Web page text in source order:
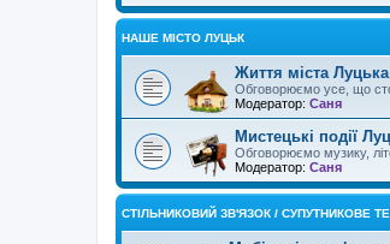
НАШЕ МІСТО ЛУЦЬК
Життя міста Луцька
Обговорюємо усе, що
Модератор: Саня
Мистецькі події
Обговорюємо музику,
Модератор: Саня
СТІЛЬНИКОВИЙ ЗВ'ЯЗОК / СУПУТНИКОВЕ